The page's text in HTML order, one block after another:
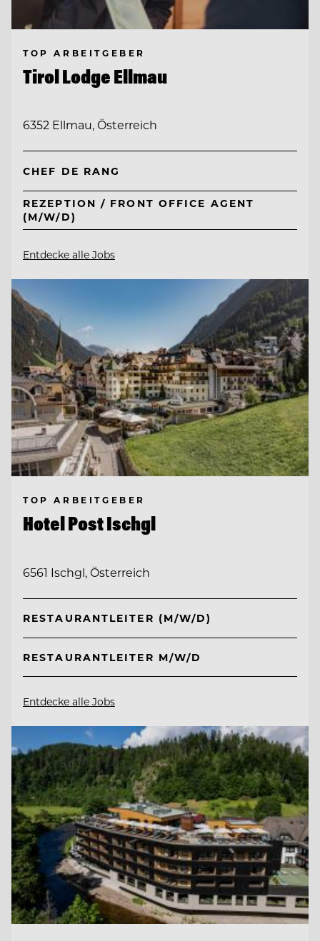
TOP ARBEITGEBER
Tirol Lodge Ellmau
6352 Ellmau, Österreich
CHEF DE RANG
REZEPTION / FRONT OFFICE AGENT
(M/W/D)
Entdecke alle Jobs
TOP ARBEITGEBER
Hotel Post Ischgl
6561 Ischgl, Österreich
RESTAURANTLEITER (M/W/D)
RESTAURANTLEITER M/W/D
Entdecke alle Jobs